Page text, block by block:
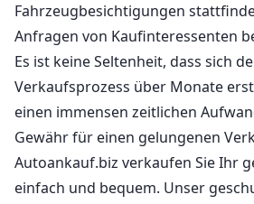
Fahrzeugbesichtigungen
Anfragen von Kaufinteressenten
Es ist keine Seltenheit, dass sich
Verkaufsprozess über Monate
einen immensen zeitlichen
Gewähr für einen gelungenen
Autoankauf.biz verkaufen Sie Ihr
einfach und bequem. Unser